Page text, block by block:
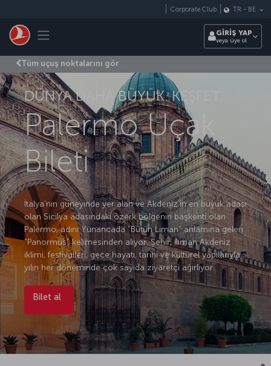
Toggle navigation
Corporate Club TR - BE
GİRİŞ YAP
veya üye ol
Tüm uçuş noktalarını gör
DÜNYA DAHA BÜYÜK. KEŞFET.
Palermo Uçak
Bileti
İtalya’nın güneyinde yer alan ve Akdeniz’in en büyük adası
olan Sicilya adasındaki özerk bölgenin başkenti olan
Palermo, adını Yunancada “Bütün Liman” anlamına gelen
“Panormus” kelimesinden alıyor. Şehir, ılıman Akdeniz
iklimi, festivalleri, gece hayatı, tarihi ve kültürel yapılarıyla
yılın her döneminde çok sayıda ziyaretçi ağırlıyor.
Bilet al